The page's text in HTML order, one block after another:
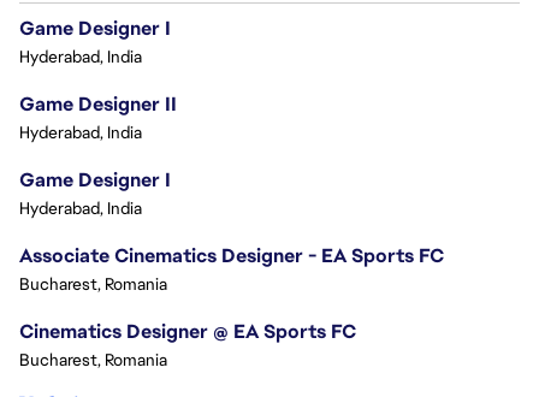
Game Designer I
Hyderabad, India
Game Designer II
Hyderabad, India
Game Designer I
Hyderabad, India
Associate Cinematics Designer - EA Sports FC
Bucharest, Romania
Cinematics Designer @ EA Sports FC
Bucharest, Romania